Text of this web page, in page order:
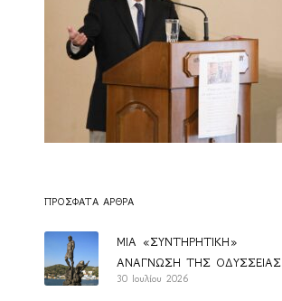
ΠΡΌΣΦΑΤΑ ΆΡΘΡΑ
ΜΙΑ «ΣΥΝΤΗΡΗΤΙΚΗ»
ΑΝΑΓΝΩΣΗ ΤΗΣ ΟΔΥΣΣΕΙΑΣ
30 Ιουλίου 2026